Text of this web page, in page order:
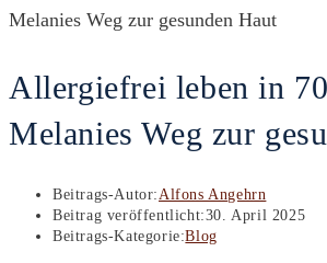
Allergiefrei leben in
Melanies Weg zur
Beitrags-Autor: Alfons Angehrn
Beitrag veröffentlicht:30. April 2025
Beitrags-Kategorie:Blog